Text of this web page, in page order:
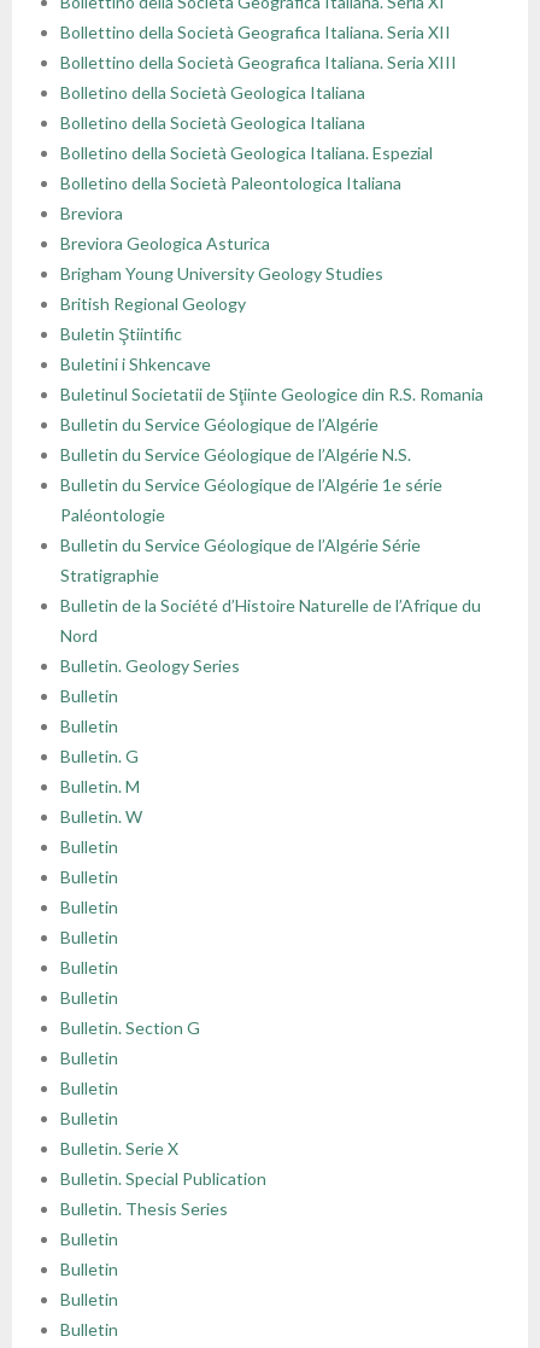
Bollettino della Società Geografica Italiana. Seria XII
Bollettino della Società Geografica Italiana. Seria XIII
Bolletino della Società Geologica Italiana
Bolletino della Società Geologica Italiana
Bolletino della Società Geologica Italiana. Espezial
Bolletino della Società Paleontologica Italiana
Breviora
Breviora Geologica Asturica
Brigham Young University Geology Studies
British Regional Geology
Buletin Ştiintific
Buletini i Shkencave
Buletinul Societatii de Sţiinte Geologice din R.S. Romania
Bulletin du Service Géologique de l’Algérie
Bulletin du Service Géologique de l’Algérie N.S.
Bulletin du Service Géologique de l’Algérie 1e série
Paléontologie
Bulletin du Service Géologique de l’Algérie Série
Stratigraphie
Bulletin de la Société d’Histoire Naturelle de l’Afrique du
Nord
Bulletin. Geology Series
Bulletin
Bulletin
Bulletin. G
Bulletin. M
Bulletin. W
Bulletin
Bulletin
Bulletin
Bulletin
Bulletin
Bulletin
Bulletin. Section G
Bulletin
Bulletin
Bulletin
Bulletin. Serie X
Bulletin. Special Publication
Bulletin. Thesis Series
Bulletin
Bulletin
Bulletin
Bulletin